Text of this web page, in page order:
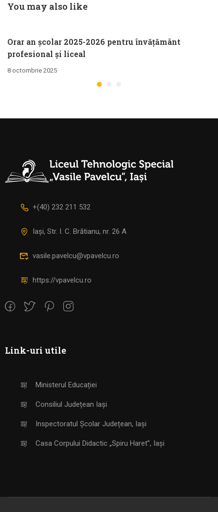
You may also like
Orar an școlar 2025-2026 pentru învățământ
profesional și liceal
8 octombrie 2025
+(40) 232 211 532
Iași, Str. I. C. Brătianu, nr. 26 A
vasile.pavelcu@vpavelcu.ro
https://vpavelcu.ro
Link-uri utile
Ministerul Educației
Consiliul Județean Iași
Inspectoratul Școlar Județean, Iași
Casa Corpului Didactic „Spiru Haret”, Iași